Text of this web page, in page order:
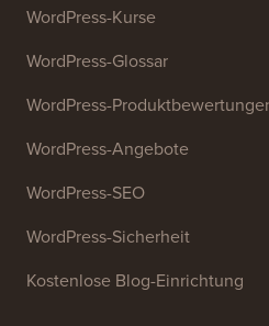
WordPress-Kurse
WordPress-Glossar
WordPress-
WordPress-Angebote
WordPress-SEO
WordPress-Sicherheit
Kostenlose Blog-Einrichtung